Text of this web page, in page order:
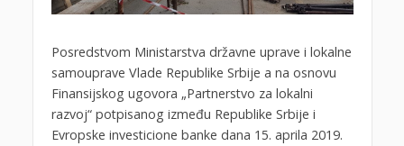
Posredstvom Ministarstva državne uprave i lokalne
samouprave Vlade Republike Srbije a na osnovu
Finansijskog ugovora „Partnerstvo za lokalni
razvoj“ potpisanog između Republike Srbije i
Evropske investicione banke dana 15. aprila 2019.